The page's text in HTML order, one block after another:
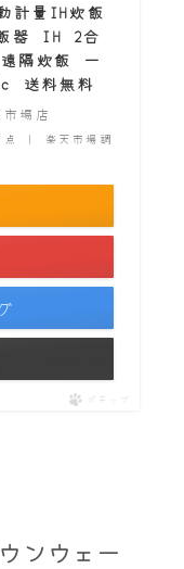
ンウェー
計量IH炊飯
器 IH 2合
隔炊飯 一
送料無料
場店
| 楽天市場調
ポチップ